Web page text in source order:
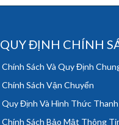
QUY ĐỊNH CHÍNH
Chính Sách Và Quy Định
Chính Sách Vận Chuyển
Quy Định Và Hình Thức
Chính Sách Bảo Mật Thông